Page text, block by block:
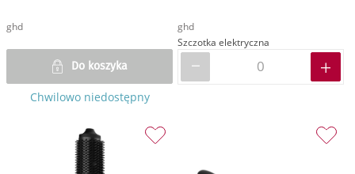
ghd
Do koszyka
Chwilowo niedostępny
ghd
Szczotka elektryczna